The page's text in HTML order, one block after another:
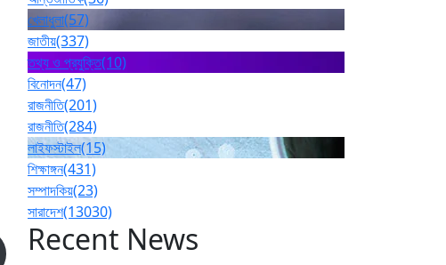
খেলাধুলা(57)
জাতীয়(337)
তথ্য ও প্রযুক্তি(10)
বিনোদন(47)
রাজনীতি(201)
রাজনীতি(284)
লাইফস্টাইল(15)
শিক্ষাঙ্গন(431)
সম্পাদকিয়(23)
সারাদেশ(13030)
Recent News